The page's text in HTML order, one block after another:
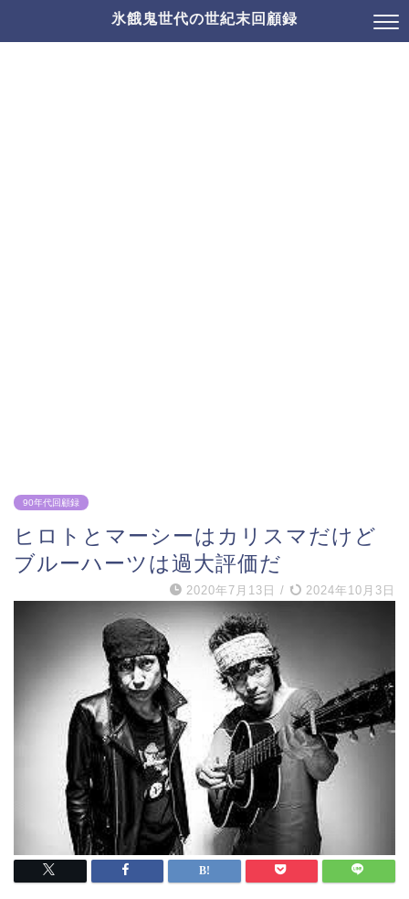
氷餓鬼世代の世紀末回顧録
90年代回顧録
ヒロトとマーシーはカリスマだけど
ブルーハーツは過大評価だ
2020年7月13日 / 2024年10月3日